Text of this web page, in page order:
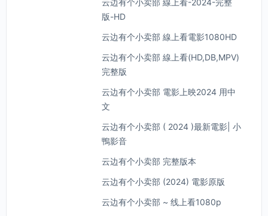
云边有个小卖部 線上看-2024-完整
版-HD
云边有个小卖部 線上看電影1080HD
云边有个小卖部 線上看(HD,DB,MPV)
完整版
云边有个小卖部 電影上映2024 用中
文
云边有个小卖部 ( 2024 )最新電影| 小
鴨影音
云边有个小卖部 完整版本
云边有个小卖部 (2024) 電影原版
云边有个小卖部 ~ 线上看1080p